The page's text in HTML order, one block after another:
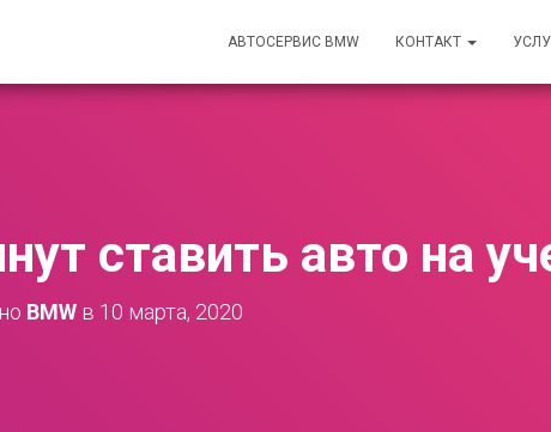
АВТОСЕРВИС BMW КОНТАКТ
ставить авто на
BMW в 10 марта, 2020